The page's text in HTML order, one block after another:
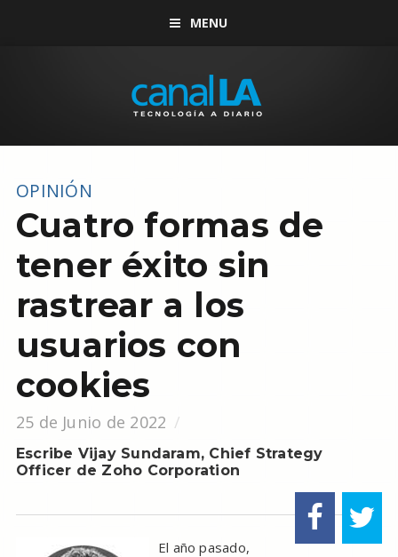
MENU
OPINIÓN
Cuatro formas de
tener éxito sin
rastrear a los
usuarios con
cookies
25 de Junio de 2022
Escribe Vijay Sundaram, Chief Strategy
Officer de Zoho Corporation
El año pasado,